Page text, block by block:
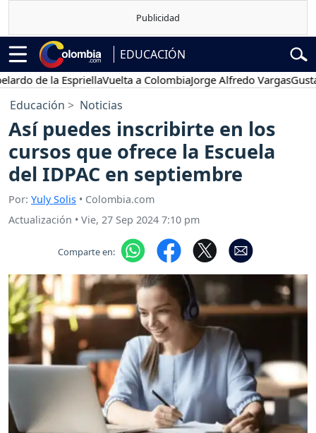
EDUCACIÓN
de la EspriellaVuelta a ColombiaJorge Alfredo VargasGustavo
Educación Noticias
Así puedes inscribirte en los
cursos que ofrece la Escuela
del IDPAC en septiembre
Por: Yuly Solis • Colombia.com
Actualización • Vie, 27 Sep 2024 7:10 pm
Comparte en: